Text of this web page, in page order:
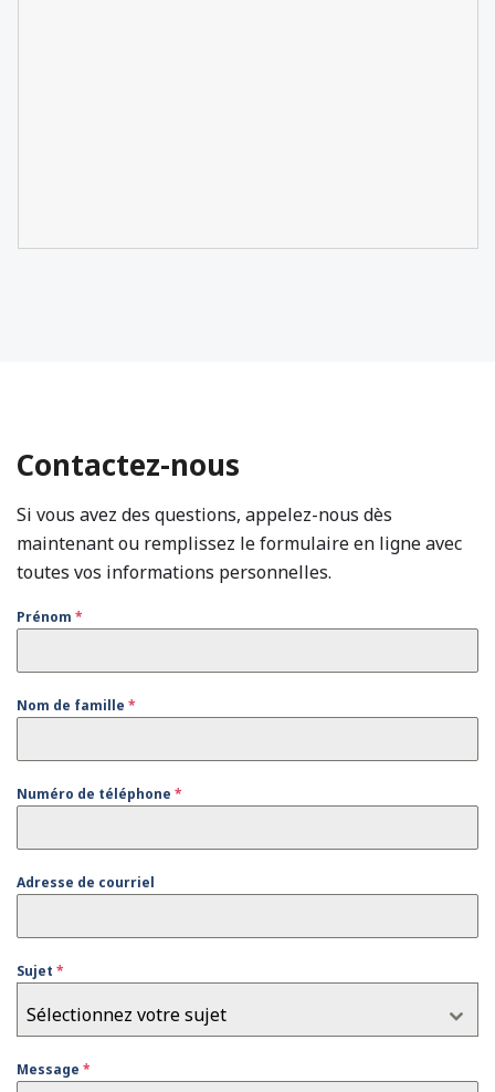
Contactez-nous
Si vous avez des questions, appelez-nous dès
maintenant ou remplissez le formulaire en ligne avec
toutes vos informations personnelles.
Prénom *
Nom de famille *
Numéro de téléphone *
Adresse de courriel
Sujet *
Sélectionnez votre sujet
Message *